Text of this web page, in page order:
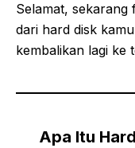
Selamat, sekarang
dari hard disk
kembalikan lagi ke
Apa Itu